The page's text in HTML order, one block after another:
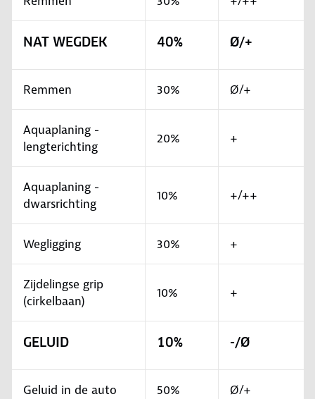
NAT WEGDEK 40% Ø/+
Remmen 30% Ø/+
Aquaplaning -
lengterichting
20% +
Aquaplaning -
dwarsrichting
10% +/++
Wegligging 30% +
Zijdelingse grip
(cirkelbaan)
10% +
GELUID 10% -/Ø
Geluid in de auto 50% Ø/+